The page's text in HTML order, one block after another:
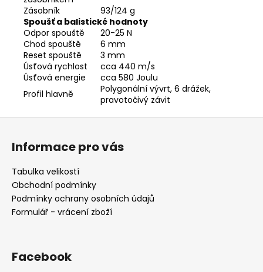
Zásobník
93/124 g
Spoušť a balistické hodnoty
Odpor spouště
20-25 N
Chod spouště
6 mm
Reset spouště
3 mm
Úsťová rychlost
cca 440 m/s
Úsťová energie
cca 580 Joulu
Profil hlavně
Polygonální vývrt, 6 drážek,
pravotočivý závit
Z
Informace pro vás
Tabulka velikostí
Obchodní podmínky
Podmínky ochrany osobních údajů
Formulář - vrácení zboží
Facebook